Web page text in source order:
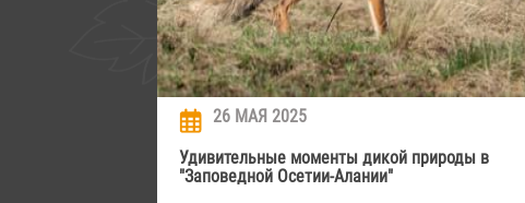
26 МАЯ 2025
Удивительные моменты дикой природы в
"Заповедной Осетии-Алании"